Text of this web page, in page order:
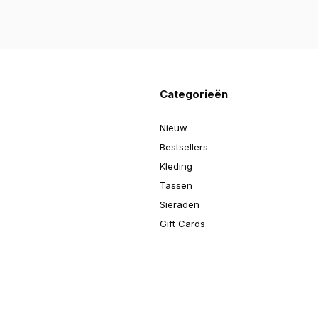
Categorieën
Nieuw
Bestsellers
Kleding
Tassen
Sieraden
Gift Cards